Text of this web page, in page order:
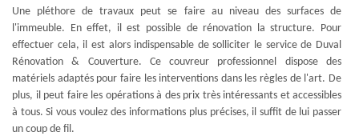
Une pléthore de travaux peut se faire au niveau des surfaces de
l'immeuble. En effet, il est possible de rénovation la structure. Pour
effectuer cela, il est alors indispensable de solliciter le service de Duval
Rénovation & Couverture. Ce couvreur professionnel dispose des
matériels adaptés pour faire les interventions dans les règles de l'art. De
plus, il peut faire les opérations à des prix très intéressants et accessibles
à tous. Si vous voulez des informations plus précises, il suffit de lui passer
un coup de fil.